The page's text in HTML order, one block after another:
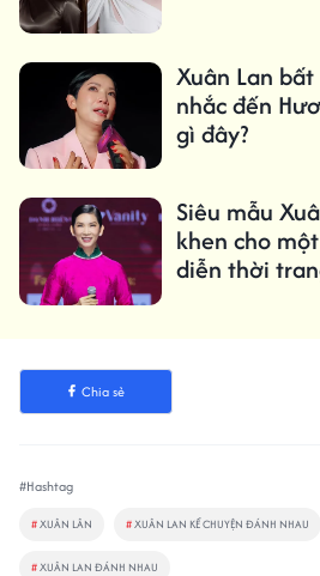
Xuân Lan
nhắc đến
gì đây?
Siêu mẫu
khen cho
diễn thời
Chia sẻ
#Hashtag
# XUÂN LÂN # XUÂN LAN KỂ CHUYỆN ĐÁNH NHAU
# XUÂN LAN ĐÁNH NHAU